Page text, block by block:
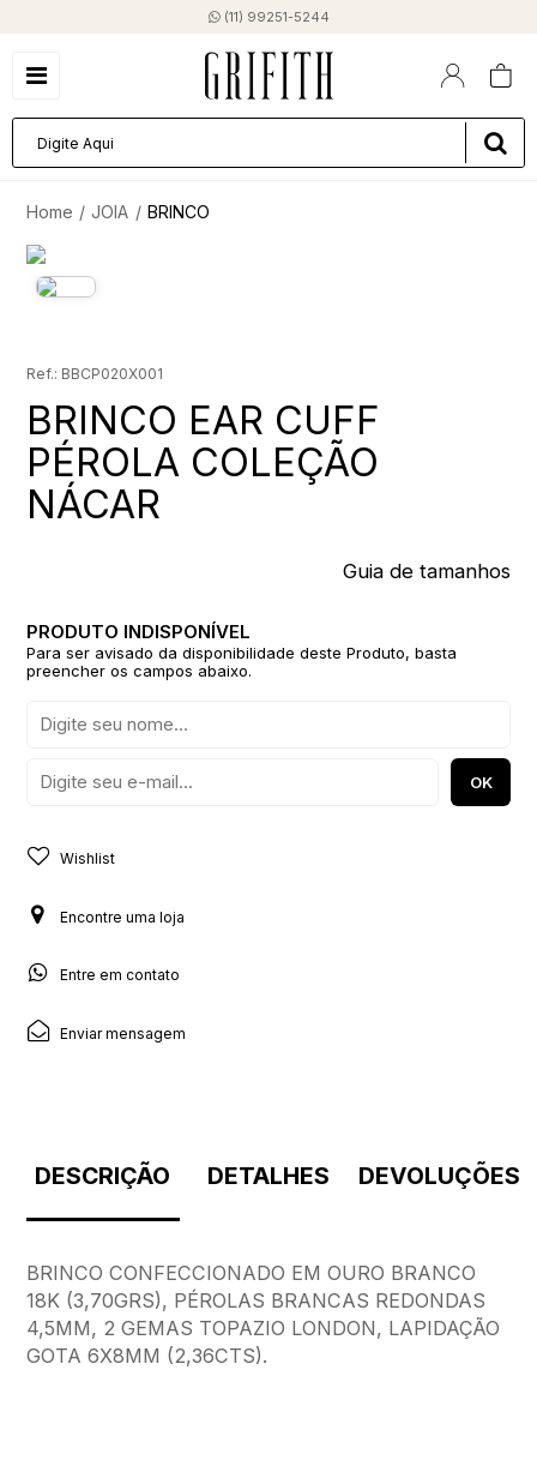
(11) 99251-5244
JOIA BRINCO
BBCP020X001
BRINCO EAR CUFF
PÉROLA COLEÇÃO
NÁCAR
Guia de tamanhos
Para ser avisado da disponibilidade deste Produto, basta
preencher os campos abaixo.
Wishlist
Encontre uma loja
Entre em contato
Enviar mensagem
DESCRIÇÃO DETALHES DEVOLUÇÕES
BRINCO CONFECCIONADO EM OURO BRANCO
18K (3,70GRS), PÉROLAS BRANCAS REDONDAS
4,5MM, 2 GEMAS TOPAZIO LONDON, LAPIDAÇÃO
GOTA 6X8MM (2,36CTS).